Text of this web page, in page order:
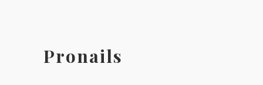
Pronails